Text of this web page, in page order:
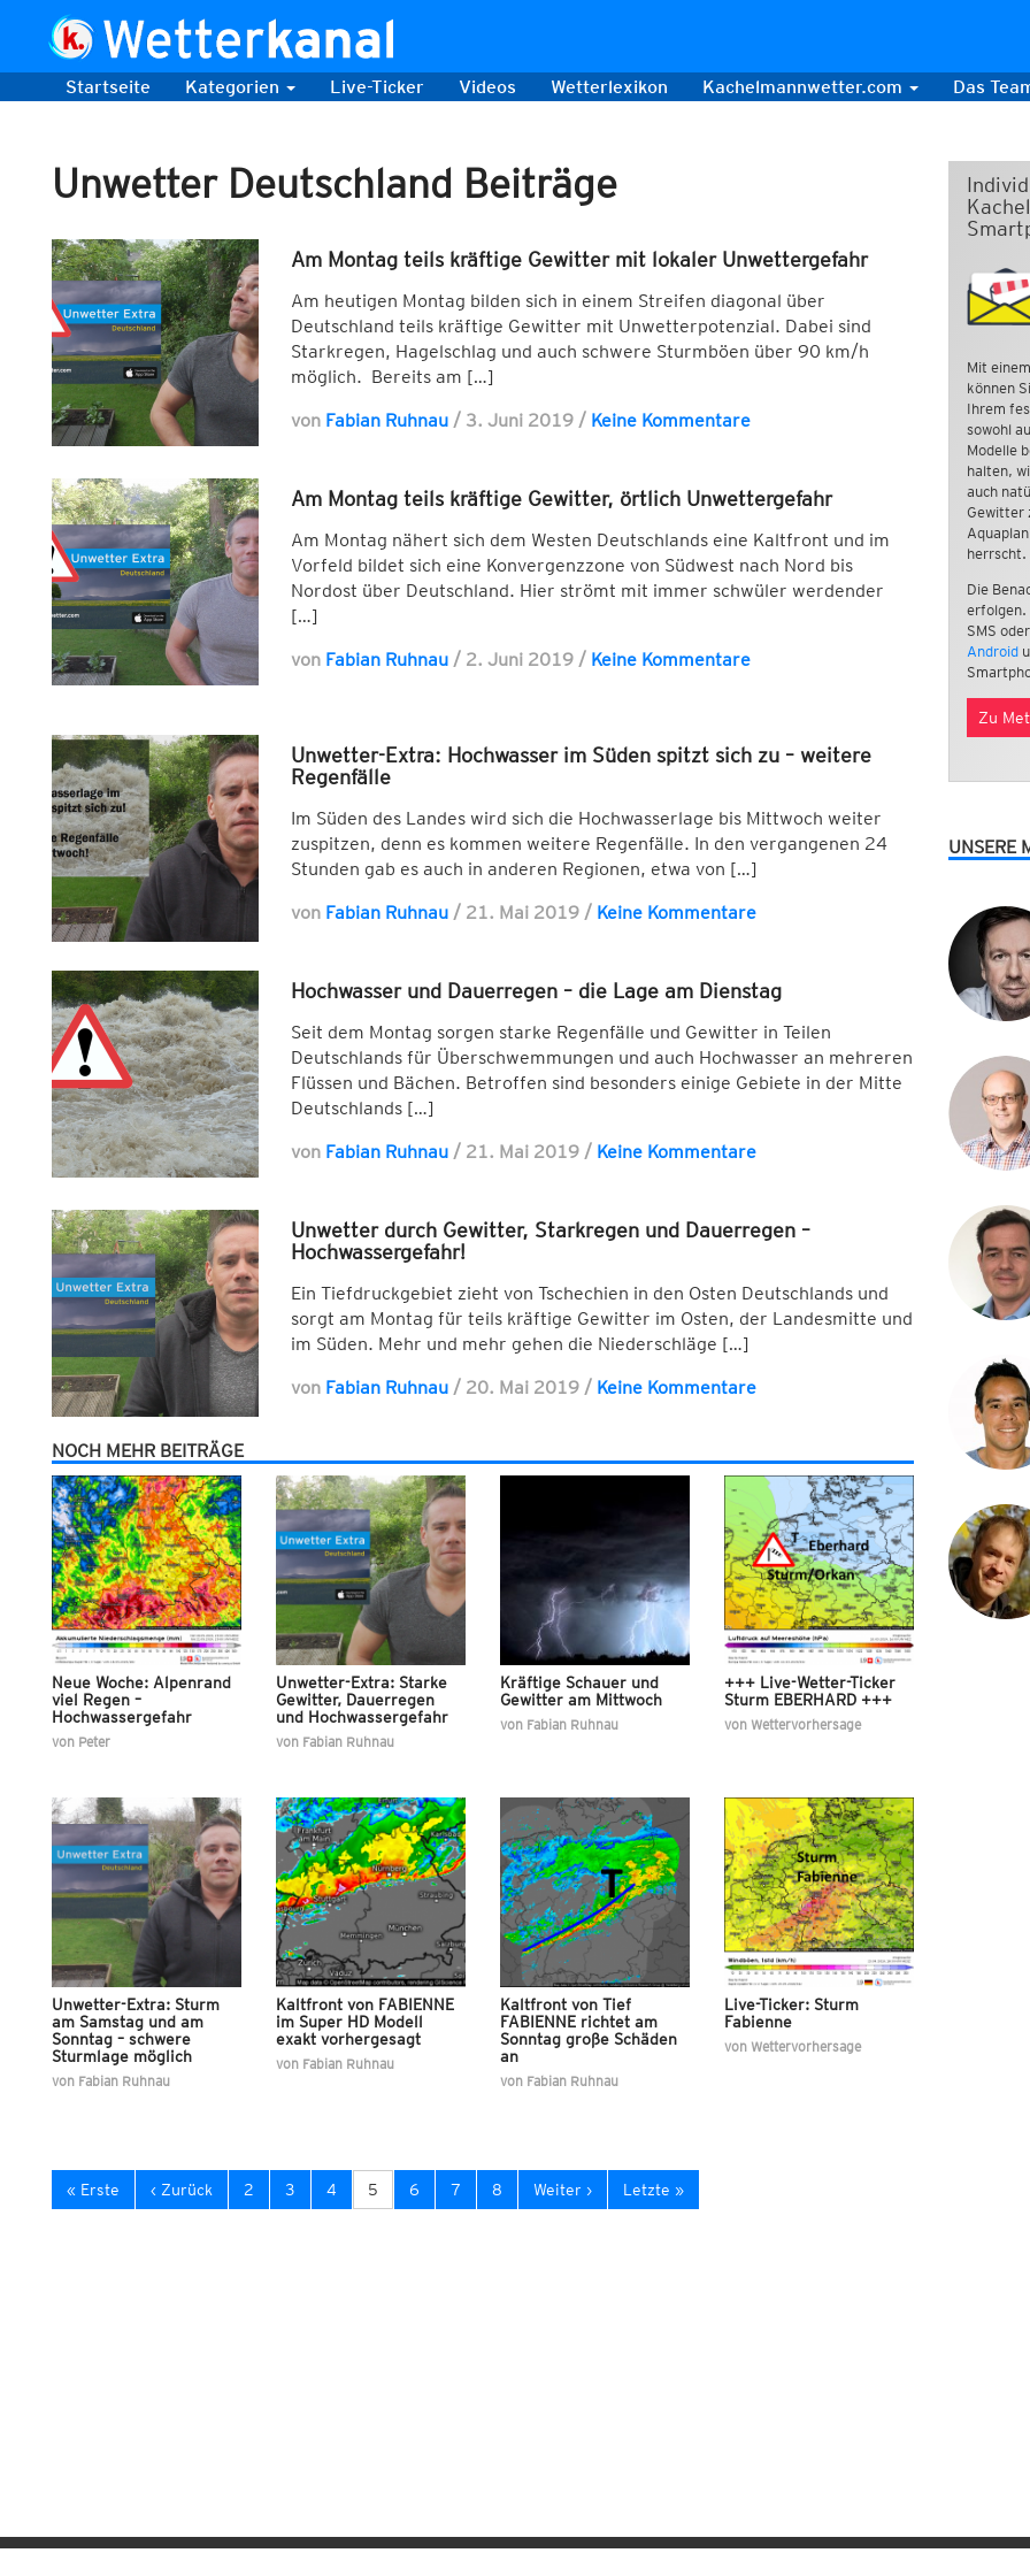
Startseite Kategorien Live-Ticker Videos Wetterlexikon Kachelmannwetter.com Das
Unwetter Deutschland Beiträge
Am Montag teils kräftige Gewitter mit lokaler Unwettergefahr
Am heutigen Montag bilden sich in einem Streifen diagonal über
Deutschland teils kräftige Gewitter mit Unwetterpotenzial. Dabei sind
Starkregen, Hagelschlag und auch schwere Sturmböen über 90 km/h
möglich. Bereits am […]
von Fabian Ruhnau / 3. Juni 2019 / Keine Kommentare
Am Montag teils kräftige Gewitter, örtlich Unwettergefahr
Am Montag nähert sich dem Westen Deutschlands eine Kaltfront und im
Vorfeld bildet sich eine Konvergenzzone von Südwest nach Nord bis
Nordost über Deutschland. Hier strömt mit immer schwüler werdender
[…]
von Fabian Ruhnau / 2. Juni 2019 / Keine Kommentare
Unwetter-Extra: Hochwasser im Süden spitzt sich zu – weitere
Regenfälle
Im Süden des Landes wird sich die Hochwasserlage bis Mittwoch weiter
zuspitzen, denn es kommen weitere Regenfälle. In den vergangenen 24
Stunden gab es auch in anderen Regionen, etwa von […]
von Fabian Ruhnau / 21. Mai 2019 / Keine Kommentare
Hochwasser und Dauerregen – die Lage am Dienstag
Seit dem Montag sorgen starke Regenfälle und Gewitter in Teilen
Deutschlands für Überschwemmungen und auch Hochwasser an mehreren
Flüssen und Bächen. Betroffen sind besonders einige Gebiete in der Mitte
Deutschlands […]
von Fabian Ruhnau / 21. Mai 2019 / Keine Kommentare
Unwetter durch Gewitter, Starkregen und Dauerregen –
Hochwassergefahr!
Ein Tiefdruckgebiet zieht von Tschechien in den Osten Deutschlands und
sorgt am Montag für teils kräftige Gewitter im Osten, der Landesmitte und
im Süden. Mehr und mehr gehen die Niederschläge […]
von Fabian Ruhnau / 20. Mai 2019 / Keine Kommentare
NOCH MEHR BEITRÄGE
Neue Woche: Alpenrand
viel Regen –
Hochwassergefahr
von Peter
Unwetter-Extra: Starke
Gewitter, Dauerregen
und Hochwassergefahr
von Fabian Ruhnau
Kräftige Schauer und
Gewitter am Mittwoch
von Fabian Ruhnau
+++ Live-Wetter-Ticker
Sturm EBERHARD +++
von Wettervorhersage
Unwetter-Extra: Sturm
am Samstag und am
Sonntag – schwere
Sturmlage möglich
von Fabian Ruhnau
Kaltfront von FABIENNE
im Super HD Modell
exakt vorhergesagt
von Fabian Ruhnau
Kaltfront von Tief
FABIENNE richtet am
Sonntag große Schäden
an
von Fabian Ruhnau
Live-Ticker: Sturm
Fabienne
von Wettervorhersage
« Erste ‹ Zurück 2 3 4 5 6 7 8 Weiter › Letzte »
Mit
können
Ihrem
sowohl
Modelle
halten,
auch
Gewitter
herrscht.
Die
erfolgen.
SMS
Android
Zu
UNSERE